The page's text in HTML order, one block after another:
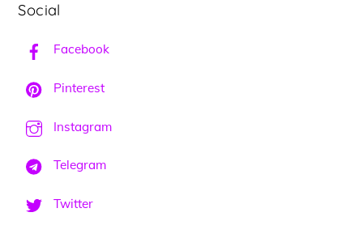
Social
Facebook
Pinterest
Instagram
Telegram
Twitter